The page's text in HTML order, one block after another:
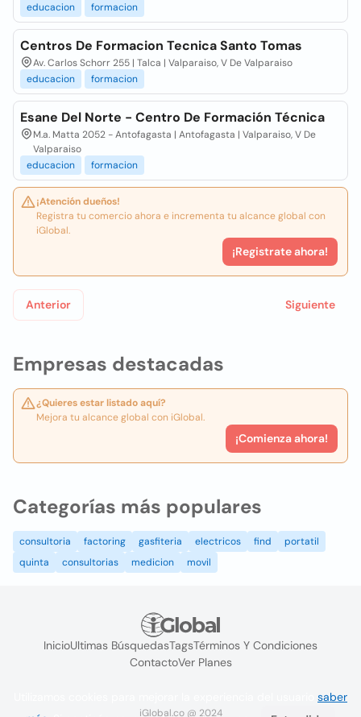
Empresas destacadas
¿Quieres estar listado aquí?
Mejora tu alcance global con iGlobal.
¡Comienza ahora!
educacion
formacion
Centros De Formacion Tecnica Santo Tomas
Av. Carlos Schorr 255 | Talca | Valparaiso, V De Valparaiso
educacion
formacion
Esane Del Norte - Centro De Formación Técnica
M.a. Matta 2052 - Antofagasta | Antofagasta | Valparaiso, V De
Valparaiso
educacion
formacion
¡Atención dueños!
Registra tu comercio ahora e incrementa tu alcance global con
iGlobal.
¡Registrate ahora!
Anterior Siguiente
Categorías más populares
consultoria factoring gasfiteria electricos find
portatil
quinta
consultorias medicion movil
InicioUltimas BúsquedasTagsTérminos Y Condiciones
ContactoVer Planes
iGlobal.co @ 2024
saber